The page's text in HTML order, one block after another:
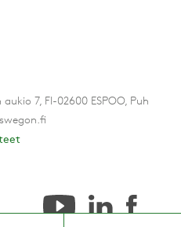
7, FI-02600 ESPOO, Puh